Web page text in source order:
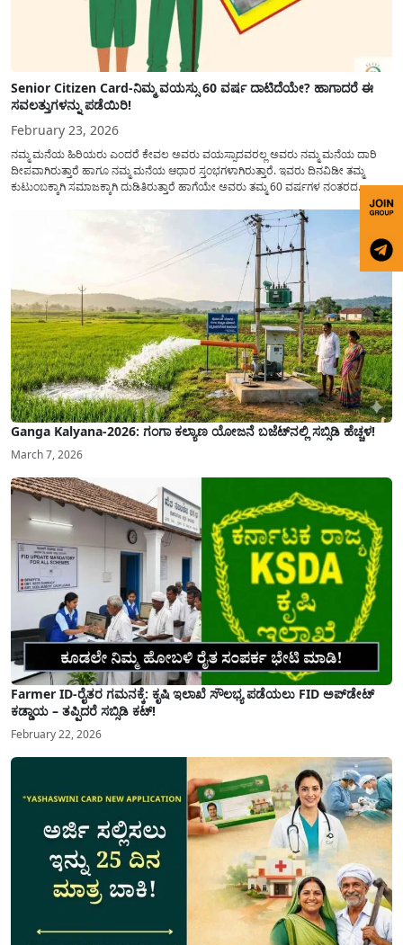
Senior Citizen Card-ನಿಮ್ಮ ವಯಸ್ಸು 60 ವರ್ಷ ದಾಟಿದೆಯೇ? ಹಾಗಾದರೆ ಈ
ಸವಲತ್ತುಗಳನ್ನು ಪಡೆಯಿರಿ!
February 23, 2026
ನಮ್ಮ ಮನೆಯ ಹಿರಿಯರು ಎಂದರೆ ಕೇವಲ ಅವರು ವಯಸ್ಸಾದವರಲ್ಲ ಅವರು ನಮ್ಮ ಮನೆಯ ದಾರಿ
ದೀಪವಾಗಿರುತ್ತಾರೆ ಹಾಗೂ ನಮ್ಮ ಮನೆಯ ಆಧಾರ ಸ್ತಂಭಗಳಾಗಿರುತ್ತಾರೆ. ಇವರು ದಿನವಿಡೀ ತಮ್ಮ
ಕುಟುಂಬಕ್ಕಾಗಿ ಸಮಾಜಕ್ಕಾಗಿ ದುಡಿತಿರುತ್ತಾರೆ ಹಾಗೆಯೇ ಅವರು ತಮ್ಮ 60 ವರ್ಷಗಳ ನಂತರದ
ಜೀವನವನ್ನು ನೆಮ್ಮದಿಯಿಂದ ಕಳೆಯಬೇಕೆಂಬುದು ಪ್ರತಿಯೊಬ್ಬರ ಕನಸಾಗಿರುತ್ತದೆ ಆದ್ದರಿಂದ ಸರ್ಕಾರವು
Ganga Kalyana-2026: ಗಂಗಾ ಕಲ್ಯಾಣ ಯೋಜನೆ ಬಜೆಟ್‌ನಲ್ಲಿ ಸಬ್ಸಿಡಿ ಹೆಚ್ಚಳ!
March 7, 2026
Farmer ID-ರೈತರ ಗಮನಕ್ಕೆ: ಕೃಷಿ ಇಲಾಖೆ ಸೌಲಭ್ಯ ಪಡೆಯಲು FID ಅಪ್‌ಡೇಟ್
ಕಡ್ಡಾಯ – ತಪ್ಪಿದರೆ ಸಬ್ಸಿಡಿ ಕಟ್!
February 22, 2026